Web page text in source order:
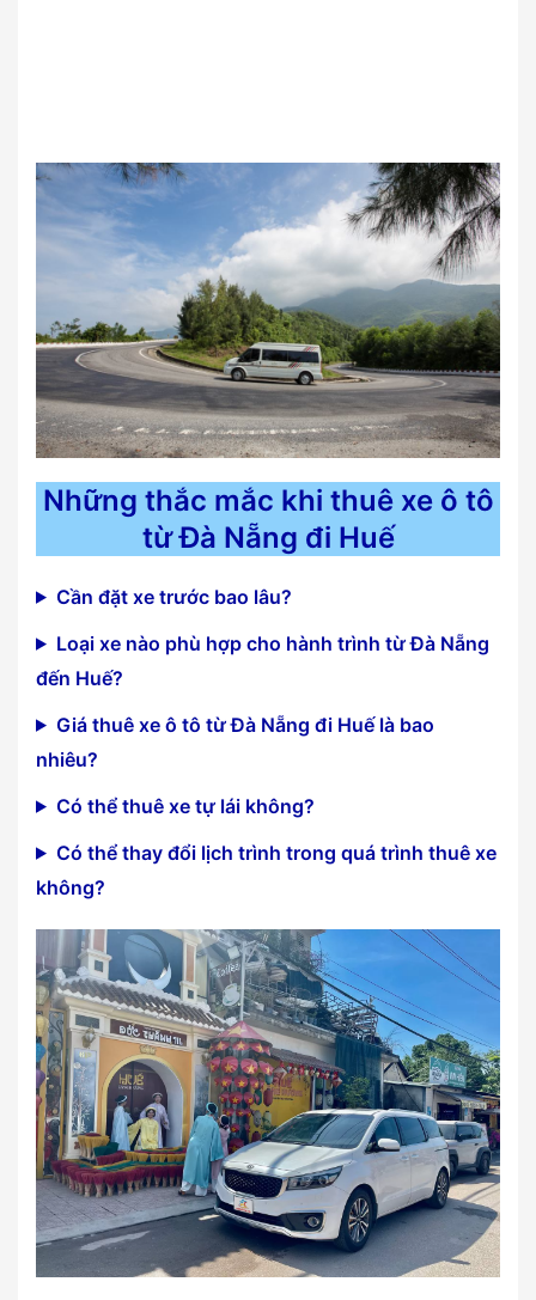
Những thắc mắc khi thuê xe ô tô
từ Đà Nẵng đi Huế
Cần đặt xe trước bao lâu?
Loại xe nào phù hợp cho hành trình từ Đà Nẵng
đến Huế?
Giá thuê xe ô tô từ Đà Nẵng đi Huế là bao
nhiêu?
Có thể thuê xe tự lái không?
Có thể thay đổi lịch trình trong quá trình thuê xe
không?